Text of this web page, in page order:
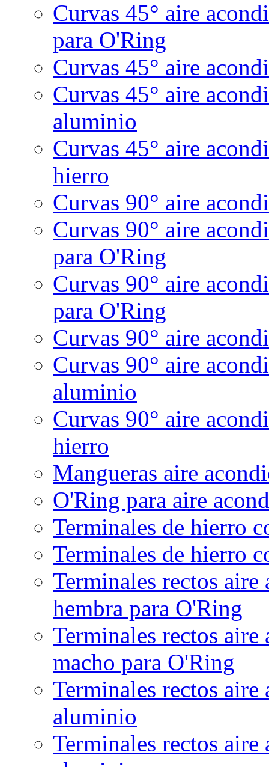
Curvas 45° aire
para O'Ring
Curvas 45° aire
Curvas 45° aire
aluminio
Curvas 45° aire
hierro
Curvas 90° aire
Curvas 90° aire
para O'Ring
Curvas 90° aire
para O'Ring
Curvas 90° aire
Curvas 90° aire
aluminio
Curvas 90° aire
hierro
Mangueras aire
O'Ring para aire
Terminales de hierro
Terminales de hierro
Terminales rectos
hembra para O'Ring
Terminales rectos
macho para O'Ring
Terminales rectos
aluminio
Terminales rectos